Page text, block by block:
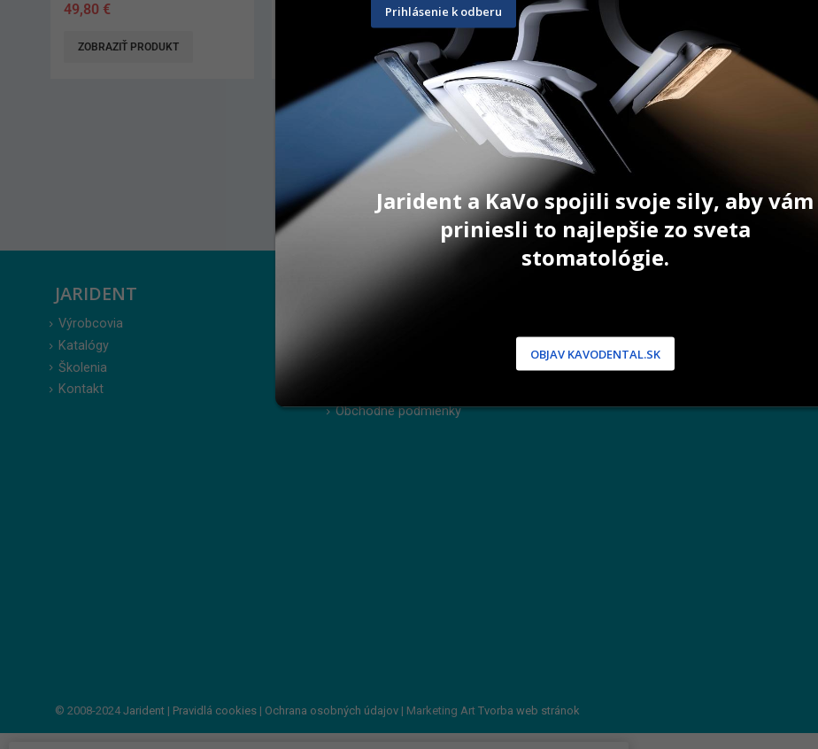
229,70
ZOBRAZIŤ PRODUKT
AKCIA 4 + 1 ZDARMA*. Platí na
všetky doplnkové balenia (nie je
možné miešať rôzne typy). Platí
predbežne do 31.7. 2026, potom
ZOBRAZIŤ PRODUKT
79,90€
ZOBRAZIŤ PRODUKT
JARIDENT
Výrobcovia
Katalógy
Školenia
Kontakt
Obchodné podmienky
Servis
© 2008-2024Jarident | Pravidlá cookies | Ochrana osobných údajov | Marketing Art Tvorba web stránok
Prihlásenie k odberu
Jarident a KaVo spojili svoje sily, aby vám
priniesli to najlepšie zo sveta
stomatológie.
OBJAV KAVODENTAL.SK